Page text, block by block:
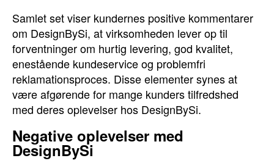
Samlet set viser kundernes positive kommentarer
om DesignBySi, at virksomheden lever op til
forventninger om hurtig levering, god kvalitet,
enestående kundeservice og problemfri
reklamationsproces. Disse elementer synes at
være afgørende for mange kunders tilfredshed
med deres oplevelser hos DesignBySi.
Negative oplevelser med
DesignBySi